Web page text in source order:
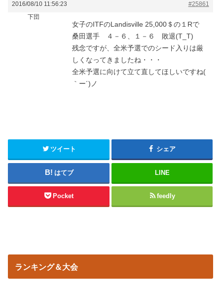
2016/08/10 11:56:23
#25861
下団
女子のITFのLandisville 25,000＄の１Rで
桑田選手 ４－６、１－６ 敗退(T_T)
残念ですが、全米予選でのシード入りは厳
しくなってきましたね・・・
全米予選に向けて立て直してほしいですね(
｀ー´)ノ
ツイート シェア
はてブ LINE
Pocket feedly
ランキング＆大会